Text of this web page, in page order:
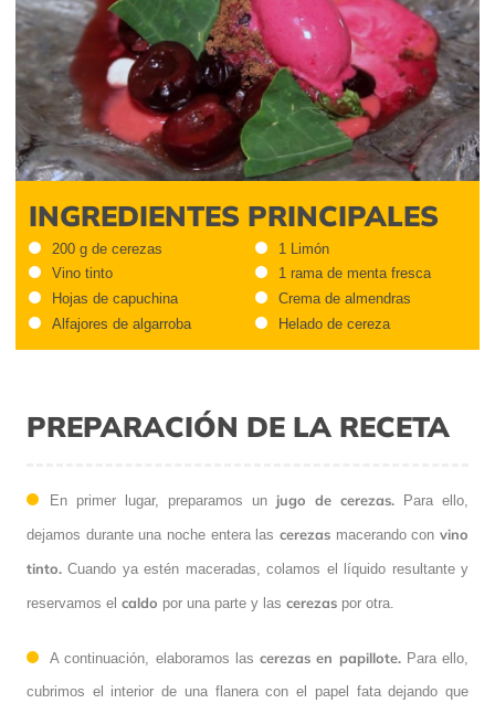
INGREDIENTES PRINCIPALES
200 g de cerezas
Vino tinto
Hojas de capuchina
Alfajores de algarroba
1 Limón
1 rama de menta fresca
Crema de almendras
Helado de cereza
PREPARACIÓN DE LA RECETA
En primer lugar, preparamos un jugo de cerezas. Para ello,
dejamos durante una noche entera las cerezas macerando con vino
tinto. Cuando ya estén maceradas, colamos el líquido resultante y
reservamos el caldo por una parte y las cerezas por otra.
A continuación, elaboramos las cerezas en papillote.Para ello,
cubrimos el interior de una flanera con el papel fata dejando que